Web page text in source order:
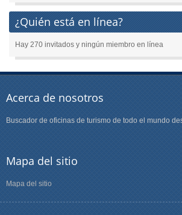
¿Quién está en línea?
Hay 270 invitados y ningún miembro en línea
Acerca de nosotros
Buscador de oficinas de turismo de todo el mundo
Mapa del sitio
Mapa del sitio